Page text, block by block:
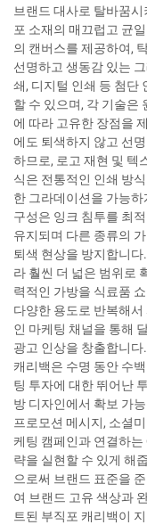
브랜드 대사로 탈바꿈
포 소재의 매끄럽고 균
의 캔버스를 제공하여,
선명하고 생동감 있는
쇄, 디지털 인쇄 등 첨단
할 수 있으며, 각 기술은
에 따라 고유한 장점을
에도 퇴색하지 않고 선
하므로, 로고 재현 및 텍
식은 전통적인 인쇄 방
한 그라데이션을 가능
구성은 잉크 침투를 최
유지되며 다른 종류의
퇴색 현상을 방지합니
라 훨씬 더 넓은 범위로
력적인 가방을 식료품
다양한 용도로 반복해
인 마케팅 채널을 통해
광고 인상을 창출합니
캐리백은 수명 동안 수
팅 투자에 대한 뛰어난
방 디자인에서 확보 가
프로모션 메시지, 소셜
케팅 캠페인과 연결하
략을 실현할 수 있게 해
으로써 브랜드 표준을
여 브랜드 고유 색상과
트된 부직포 캐리백이